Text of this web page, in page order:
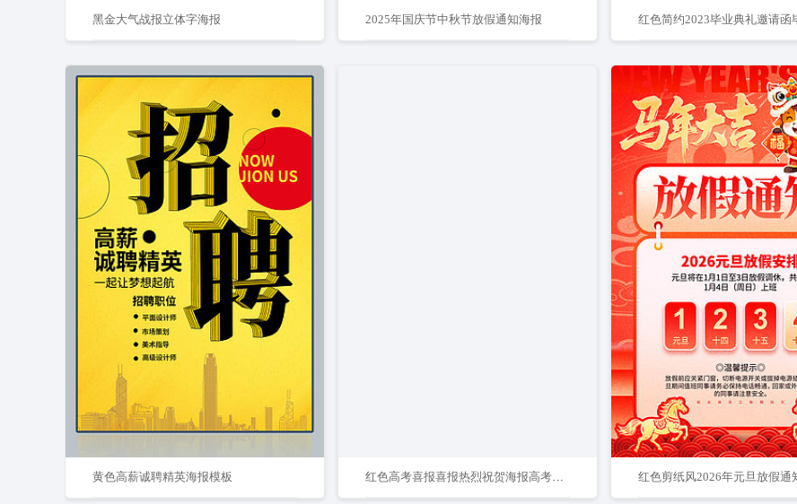
黑金大气战报立体字海报 2025年国庆节中秋节放假通知海报
黄色高薪诚聘精英海报模板 红色高考喜报喜报热烈祝贺海报高考喜报光荣榜